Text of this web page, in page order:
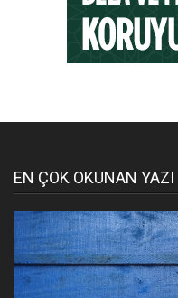
EN ÇOK OKUNAN YAZI